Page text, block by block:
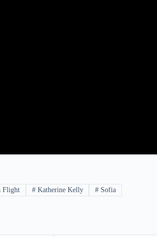
#Katherine Kelly # Sofia